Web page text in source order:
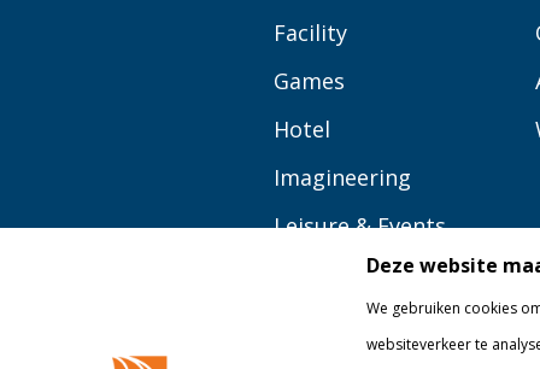
Facility
Games
Hotel
Imagineering
Leisure & Events
Deze website
We gebruiken cookies
websiteverkeer te